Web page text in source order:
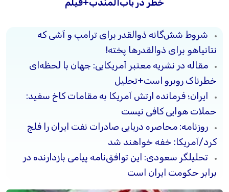
خطر در باب‌المندب+فیلم
شروط شش‌گانه ذوالقدر برای ترامپ و آشی که
نتانیاهو برای ذوالقدرها پخته!
مقاله در نشریه معتبر آمریکایی: جهان با لحظه‌ای
خطرناک روبرو است+تحلیل
ایران؛ فرمانده ارتش آمریکا به مقامات کاخ سفید:
حملات هوایی کافی نیست
روزنامه: محاصره دریایی صادرات نفت ایران را فلج
کرد/آمریکا: خفه خواهند شد
تحلیلگر سعودی: این توافق‌نامه پیامی بازدارنده در
برابر حکومت ایران است